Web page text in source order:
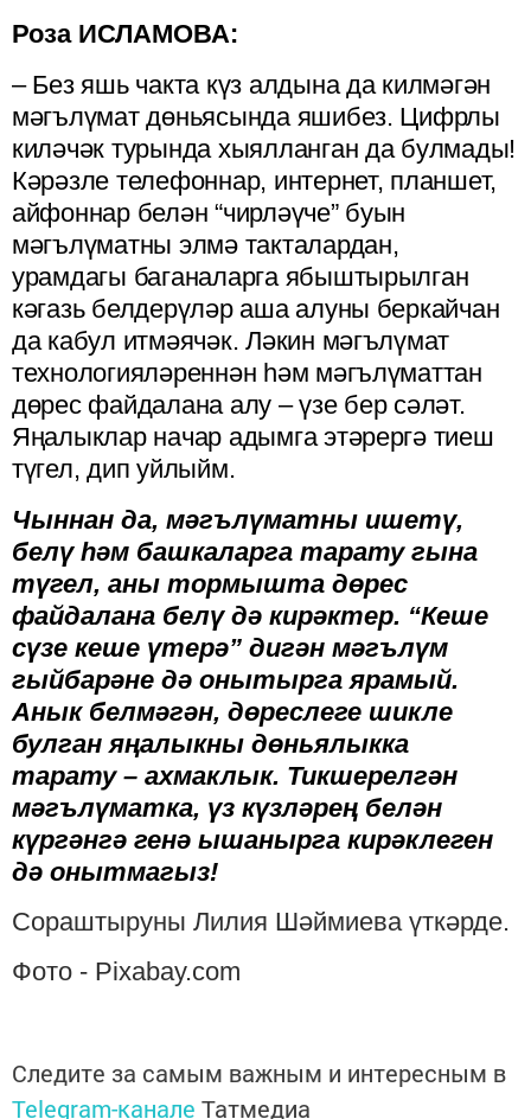
РозаИСЛАМОВА:
– Без яшь чакта күз алдына да килмәгән
мәгълүмат дөньясында яшибез. Цифрлы
киләчәк турында хыялланган да булмады!
Кәрәзле телефоннар, интернет, планшет,
айфоннар белән “чирләүче” буын
мәгълүматны элмә такталардан,
урамдагы баганаларга ябыштырылган
кәгазь белдерүләр аша алуны беркайчан
да кабул итмәячәк. Ләкин мәгълүмат
технологияләреннән һәм мәгълүматтан
дөрес файдалана алу – үзе бер сәләт.
Яңалыклар начар адымга этәрергә тиеш
түгел, дип уйлыйм.
Чыннан да, мәгълүматны ишетү,
белү һәм башкаларга тарату гына
түгел, аны тормышта дөрес
файдалана белү дә кирәктер. “Кеше
сүзе кеше үтерә” дигән мәгълүм
гыйбарәне дә онытырга ярамый.
Анык белмәгән, дөреслеге шикле
булган яңалыкны дөньялыкка
тарату – ахмаклык. Тикшерелгән
мәгълүматка, үз күзләрең белән
күргәнгә генә ышанырга кирәклеген
дә онытмагыз!
Сораштыруны Лилия Шәймиева үткәрде.
Фото - Pixabay.com
Следите за самым важным и интересным в
Telegram-канале Татмедиа